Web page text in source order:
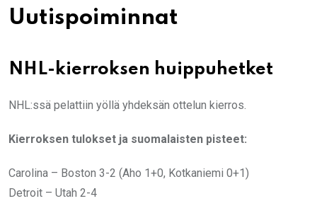
Uutispoiminnat
NHL-kierroksen huippuhetket
NHL:ssä pelattiin yöllä yhdeksän ottelun kierros.
Kierroksen tulokset ja suomalaisten pisteet:
Carolina – Boston 3-2 (Aho 1+0, Kotkaniemi 0+1)
Detroit – Utah 2-4